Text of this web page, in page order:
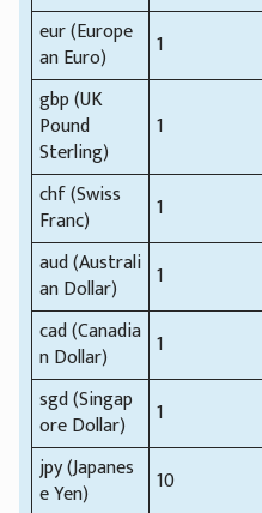
eur (Europe
an Euro)
1
gbp (UK
Pound
Sterling)
1
chf (Swiss
Franc)
1
aud (Australi
an Dollar)
1
cad (Canadia
n Dollar)
1
sgd (Singap
ore Dollar)
1
jpy (Japanes
e Yen)
10